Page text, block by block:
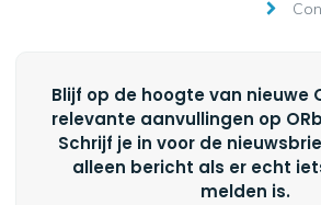
Blijf op de hoogte van nieuwe
relevante aanvullingen op
Schrijf je in voor de
alleen bericht als er echt
melden is.